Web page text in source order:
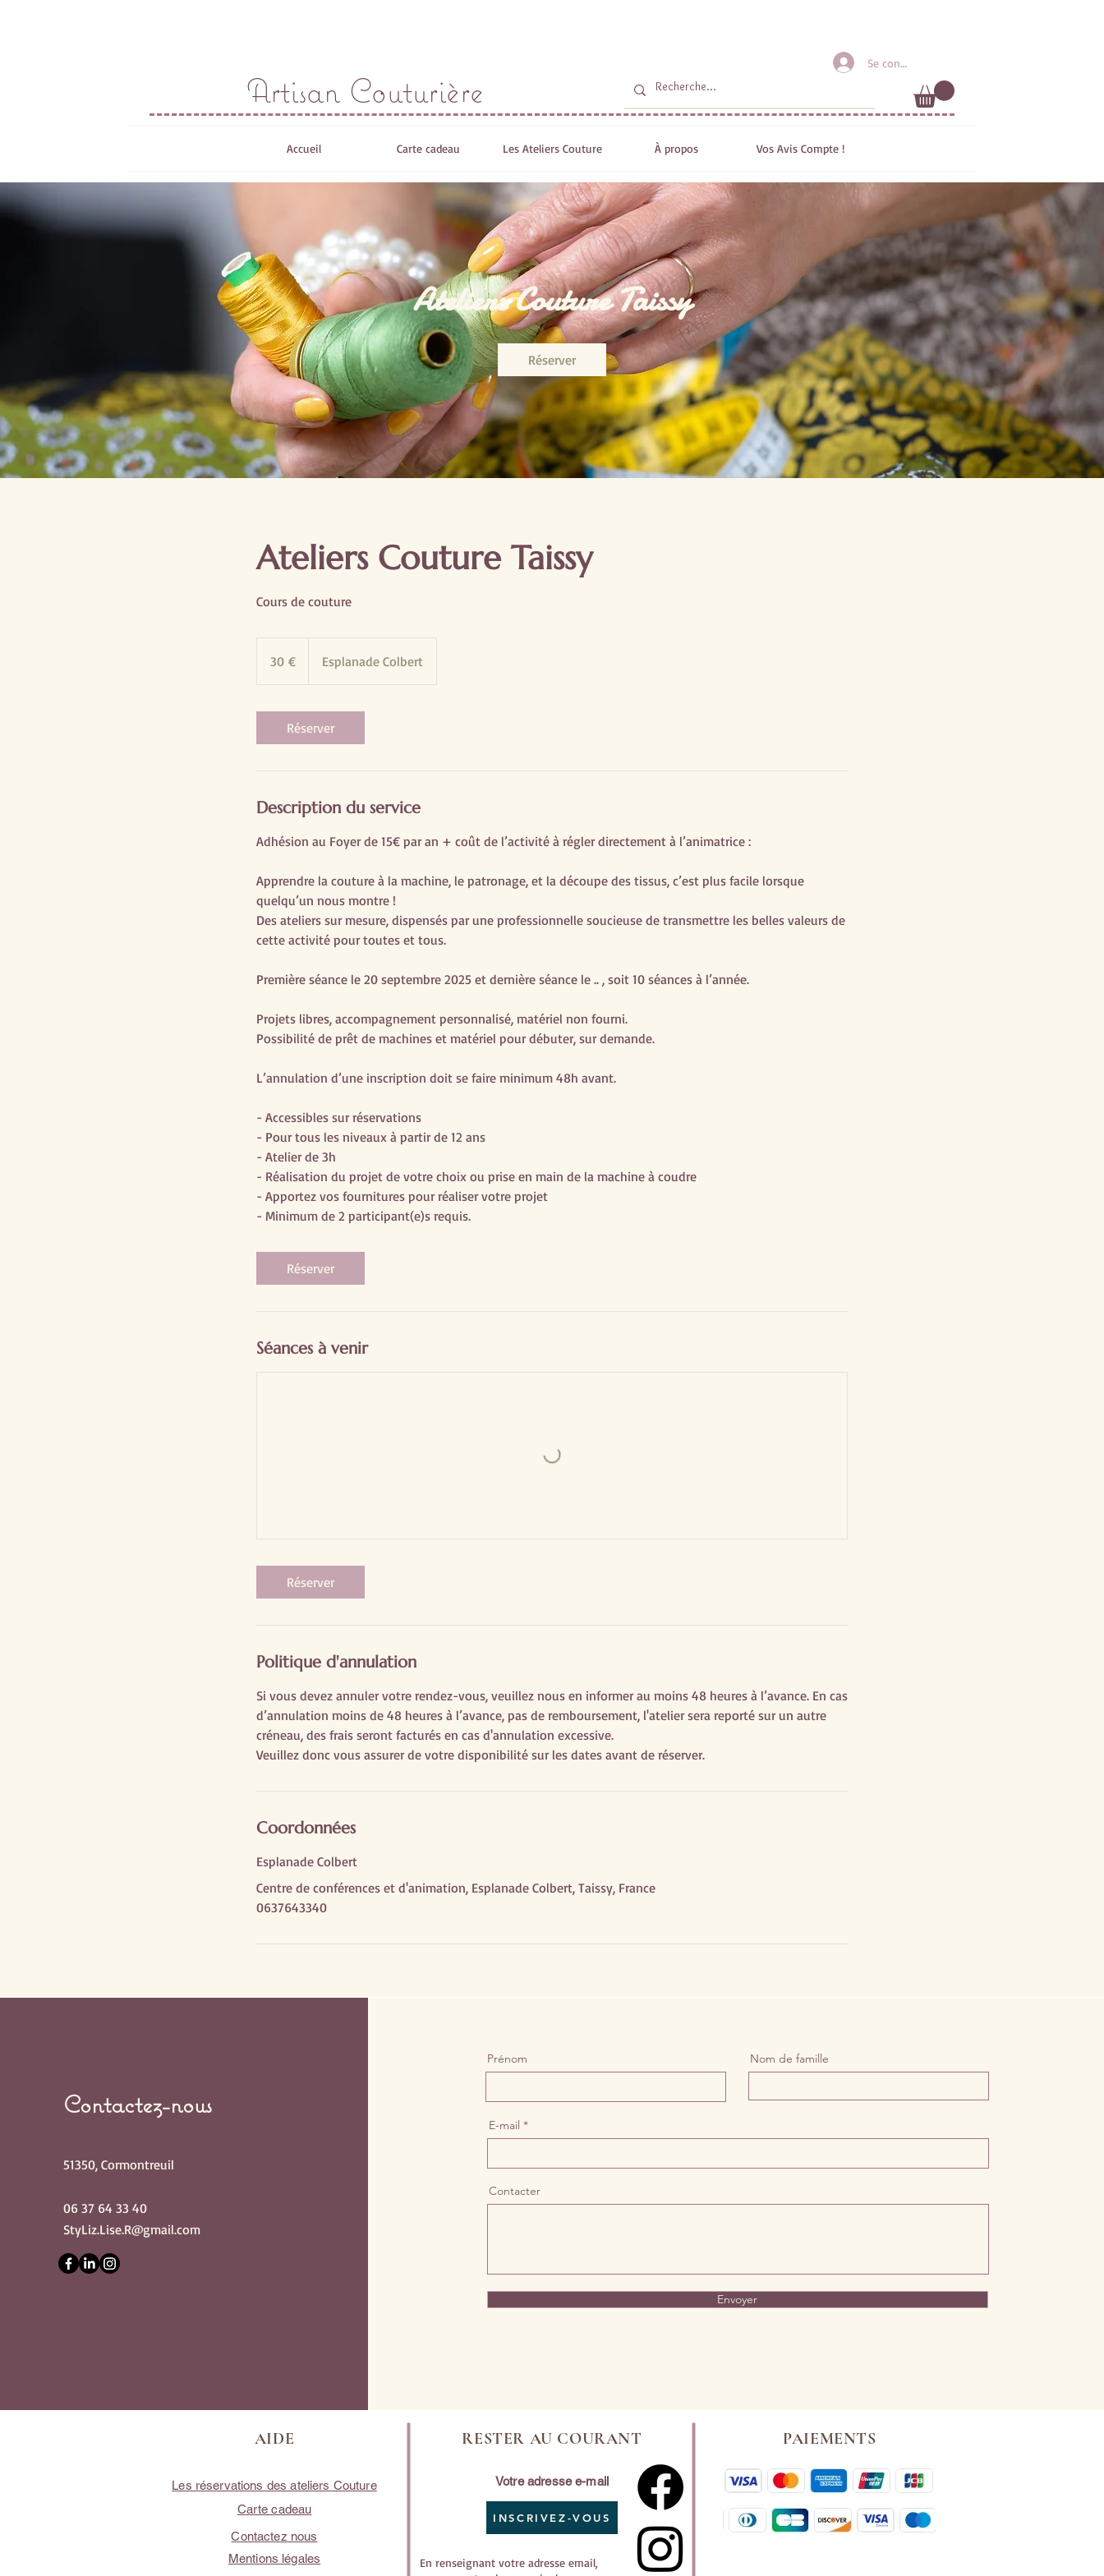
Artisan Couturière
Se connecter
Accueil Carte cadeau Les Ateliers Couture À propos Vos Avis Compte !
Ateliers Couture Taissy
Réserver
Ateliers Couture Taissy
Cours de couture
30 € Esplanade Colbert
Réserver
Description du service
Adhésion au Foyer de 15€ par an + coût de l’activité à régler directement à l’animatrice :
Apprendre la couture à la machine, le patronage, et la découpe des tissus, c’est plus facile lorsque
quelqu’un nous montre !
Des ateliers sur mesure, dispensés par une professionnelle soucieuse de transmettre les belles valeurs de
cette activité pour toutes et tous.
Première séance le 20 septembre 2025 et dernière séance le .. , soit 10 séances à l’année.
Projets libres, accompagnement personnalisé, matériel non fourni.
Possibilité de prêt de machines et matériel pour débuter, sur demande.
L’annulation d’une inscription doit se faire minimum 48h avant.
- Accessibles sur réservations
- Pour tous les niveaux à partir de 12 ans
- Atelier de 3h
- Réalisation du projet de votre choix ou prise en main de la machine à coudre
- Apportez vos fournitures pour réaliser votre projet
- Minimum de 2 participant(e)s requis.
Réserver
Séances à venir
Réserver
Politique d'annulation
Si vous devez annuler votre rendez-vous, veuillez nous en informer au moins 48 heures à l’avance. En cas
d’annulation moins de 48 heures à l’avance, pas de remboursement, l'atelier sera reporté sur un autre
créneau, des frais seront facturés en cas d'annulation excessive.
Veuillez donc vous assurer de votre disponibilité sur les dates avant de réserver.
Coordonnées
Esplanade Colbert
Centre de conférences et d'animation, Esplanade Colbert, Taissy, France
0637643340
Contactez-nous
51350, Cormontreuil
06 37 64 33 40
StyLiz.Lise.R@gmail.com
Prénom Nom de famille
E-mail
Contacter
Envoyer
AIDE RESTER AU COURANT PAIEMENTS
Les réservations des ateliers Couture Votre adresse e-mail
INSCRIVEZ-VOUS
En renseignant votre adresse email,
Carte cadeau
Contactez nous
Mentions légales